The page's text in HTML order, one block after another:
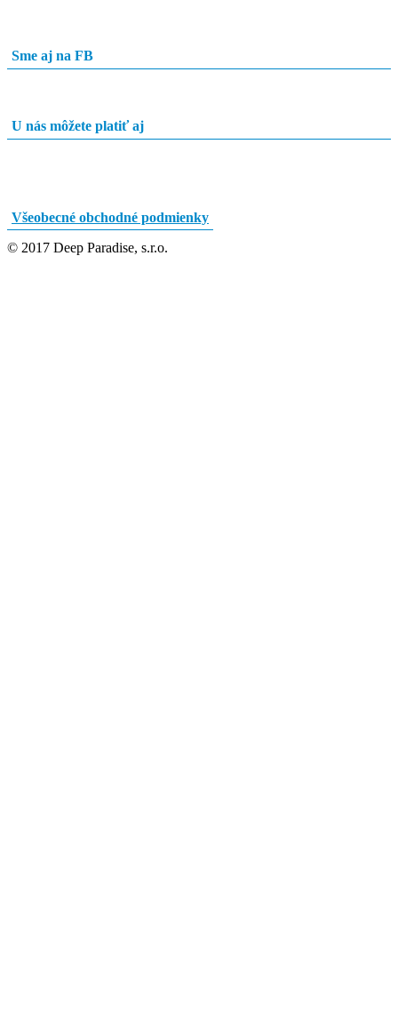
Sme aj na FB
U nás môžete platiť aj
Všeobecné obchodné podmienky
© 2017 Deep Paradise, s.r.o.